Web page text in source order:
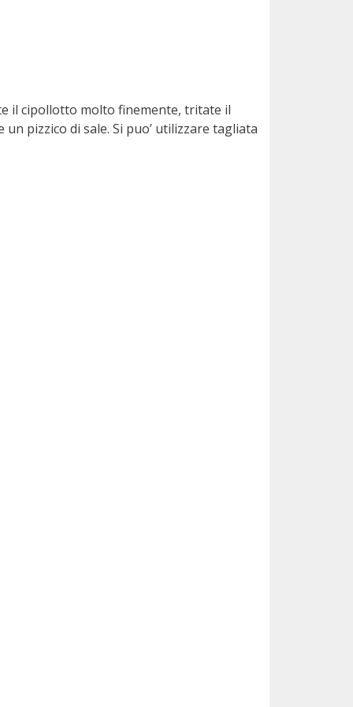
il cipollotto molto finemente, tritate il
pizzico di sale. Si puo’ utilizzare tagliata